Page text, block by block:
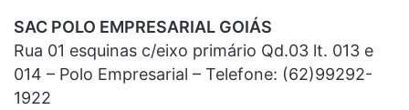
SAC POLO EMPRESARIAL GOIÁS
Rua 01 esquinas c/eixo primário Qd.03 lt. 013 e
014 – Polo Empresarial – Telefone: (62)99292-
1922